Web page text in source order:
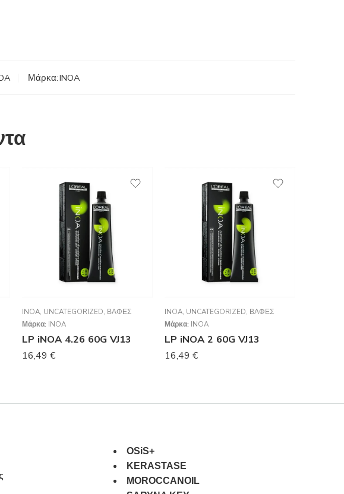
Μάρκα:INOA
INOA, UNCATEGORIZED, ΒΑΦΈΣ
Μάρκα: INOA
LP iNOA 4.26 60G VJ13
16,49 €
INOA, UNCATEGORIZED, ΒΑΦΈΣ
Μάρκα: INOA
LP iNOA 2 60G VJ13
16,49 €
OSiS+
KERASTASE
MOROCCANOIL